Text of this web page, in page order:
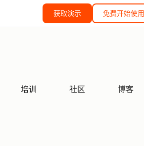
获取演示 免费开始使用
培训 社区 博客